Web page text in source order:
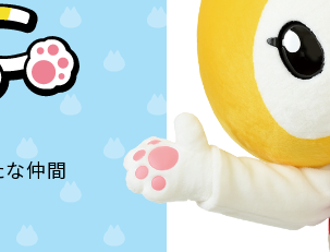
な仲間